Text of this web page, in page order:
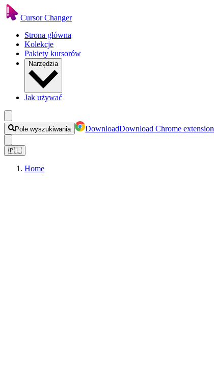
Cursor Changer
Strona główna
Kolekcje
Pakiety kursorów
Narzędzia
Jak używać
Pole wyszukiwania DownloadDownload Chrome extension
🇵🇱
Home